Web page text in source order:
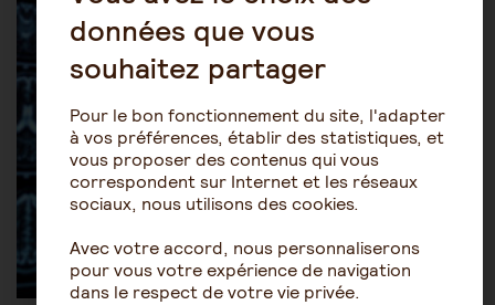
données que vous
souhaitez partager
Pour le bon fonctionnement du site, l'adapter
à vos préférences, établir des statistiques, et
vous proposer des contenus qui vous
correspondent sur Internet et les réseaux
sociaux, nous utilisons des cookies.
Avec votre accord, nous personnaliserons
pour vous votre expérience de navigation
dans le respect de votre vie privée.